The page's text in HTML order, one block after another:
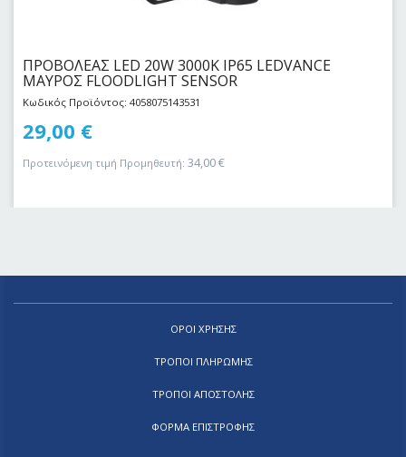
ΠΡΟΒΟΛΕΑΣ LED 20W 3000Κ IP65 LEDVANCE
ΜΑΥΡΟΣ FLOODLIGHT SENSOR
Κωδικός Προϊόντος: 4058075143531
29,00 €
Προτεινόμενη τιμή Προμηθευτή: 34,00€
ΟΡΟΙ ΧΡΗΣΗΣ
ΤΡΟΠΟΙ ΠΛΗΡΩΜΗΣ
ΤΡΟΠΟΙ ΑΠΟΣΤΟΛΗΣ
ΦΟΡΜΑ ΕΠΙΣΤΡΟΦΗΣ